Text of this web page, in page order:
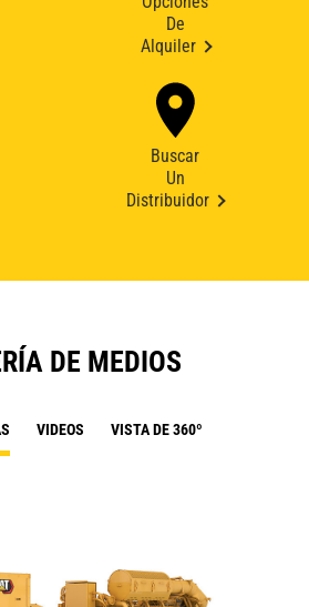
De
Alquiler
Buscar
Un
Distribuidor
DE MEDIOS
VIDEOS VISTA DE 360º